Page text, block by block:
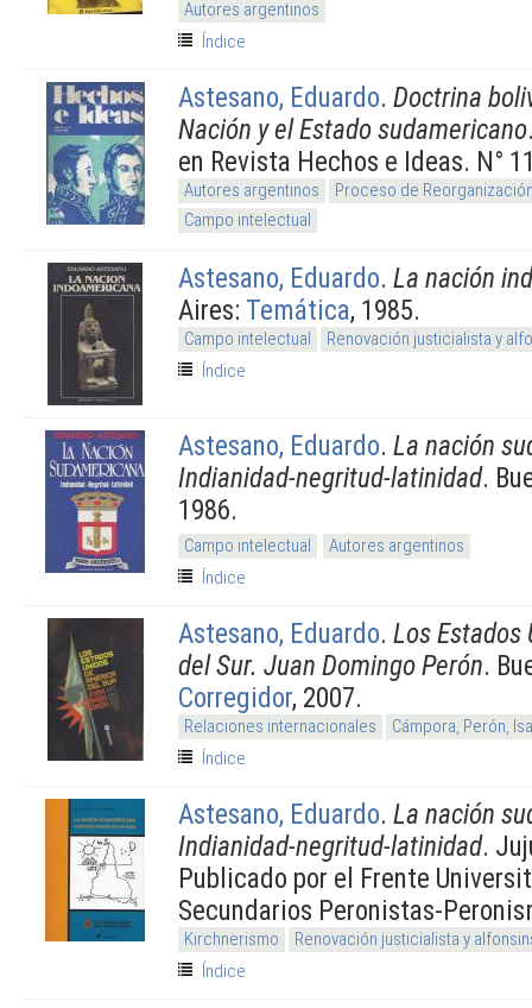
Autores argentinos
Índice
Astesano, Eduardo. Doctrina
Nación y el Estado sudamericano
en Revista Hechos e Ideas. N°
Autores argentinos
Proceso de
Campo intelectual
Astesano, Eduardo. La nación
Aires: Temática, 1985.
Campo intelectual
Renovación justicialista y
Índice
Astesano, Eduardo. La nación
Indianidad-negritud-latinidad.
1986.
Campo intelectual
Autores argentinos
Índice
Astesano, Eduardo. Los Estados
del Sur. Juan Domingo Perón.
Corregidor, 2007.
Relaciones internacionales
Cámpora, Perón,
Índice
Astesano, Eduardo. La nación
Indianidad-negritud-latinidad.
Publicado por el Frente
Secundarios Peronistas-
Kirchnerismo
Renovación justicialista y
Índice